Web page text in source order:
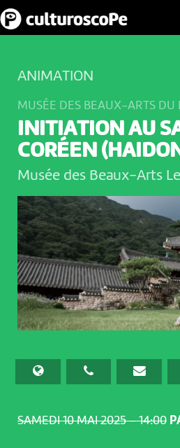
SAMEDI 10 MAI 2025 – 14:00
ANIMATION
MUSÉE DES BEAUX-ARTS DU
INITIATION AU
CORÉEN
Musée des Beaux-Arts